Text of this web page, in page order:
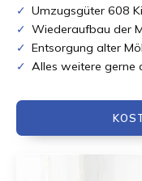
Umzugsgüter 608
Wiederaufbau der
Entsorgung alter
Alles weitere gerne